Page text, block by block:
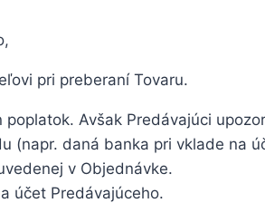
pri preberaní Tovaru.
Avšak Predávajúci
(napr. daná banka pri vklade na
v Objednávke.
účet Predávajúceho.